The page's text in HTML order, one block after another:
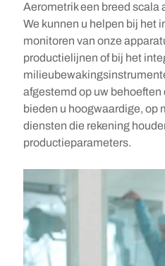
Aerometrik een breed scala
We kunnen u helpen bij het
monitoren van onze
productielijnen of bij het
afgestemd op uw behoeften
bieden u hoogwaardige, op
diensten die rekening
productieparameters.